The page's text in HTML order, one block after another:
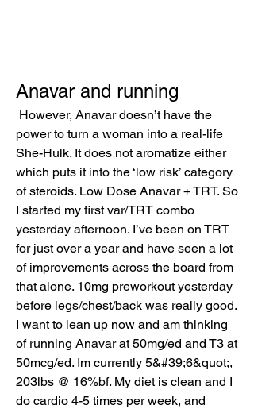
Anavar and running
power to turn a woman into a real-life
She-Hulk. It does not aromatize either
which puts it into the ‘low risk’ category
of steroids. Low Dose Anavar + TRT. So
I started my first var/TRT combo
yesterday afternoon. I’ve been on TRT
for just over a year and have seen a lot
of improvements across the board from
that alone. 10mg preworkout yesterday
before legs/chest/back was really good.
I want to lean up now and am thinking
of running Anavar at 50mg/ed and T3 at
50mcg/ed. Im currently 5&#39;6&quot;,
203lbs @ 16%bf. My diet is clean and I
do cardio 4-5 times per week, and